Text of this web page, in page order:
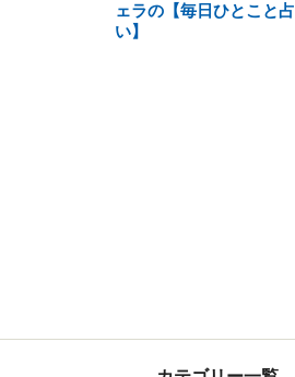
ェラの【毎日ひとこと占
い】